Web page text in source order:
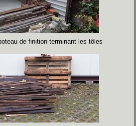
de finition terminant les tôles